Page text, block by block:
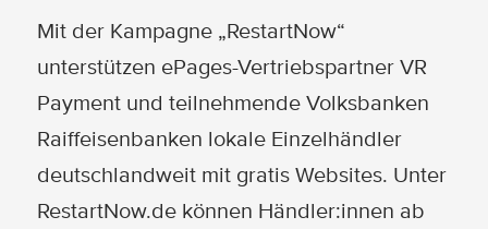
Mit der Kampagne „RestartNow“
unterstützen ePages-Vertriebspartner VR
Payment und teilnehmende Volksbanken
Raiffeisenbanken lokale Einzelhändler
deutschlandweit mit gratis Websites. Unter
RestartNow.de können Händler:innen ab